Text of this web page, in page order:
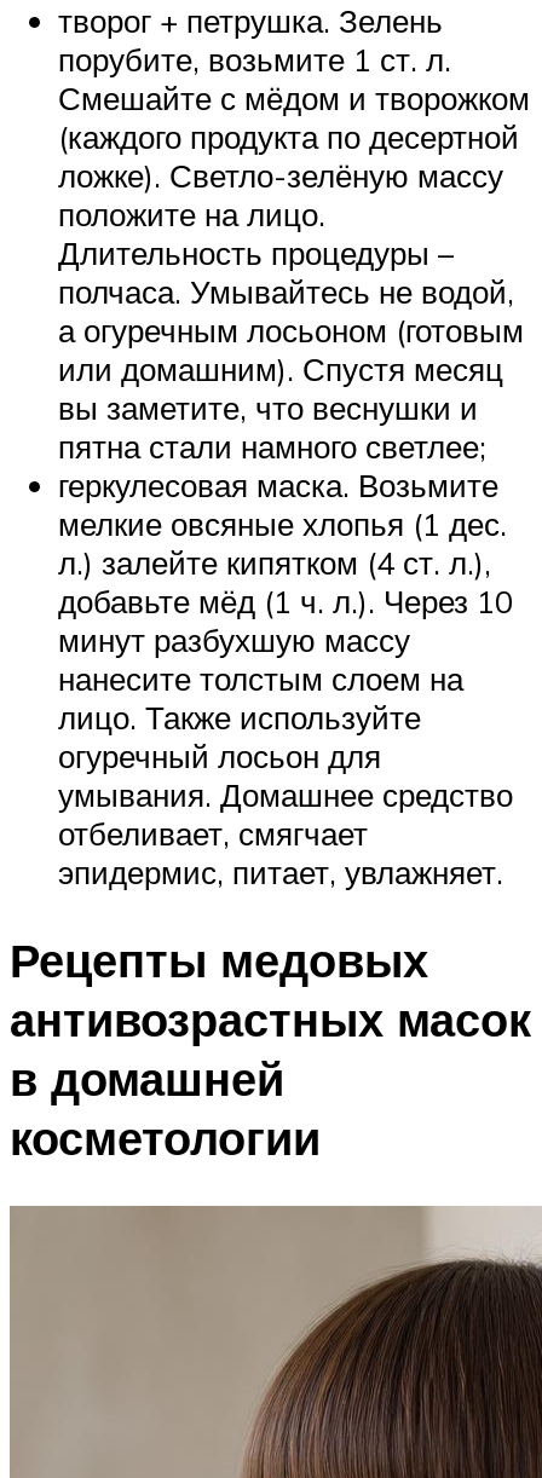
творог + петрушка. Зелень
порубите, возьмите 1 ст. л.
Смешайте с мёдом и творожком
(каждого продукта по десертной
ложке). Светло-зелёную массу
положите на лицо.
Длительность процедуры –
полчаса. Умывайтесь не водой,
а огуречным лосьоном (готовым
или домашним). Спустя месяц
вы заметите, что веснушки и
пятна стали намного светлее;
геркулесовая маска. Возьмите
мелкие овсяные хлопья (1 дес.
л.) залейте кипятком (4 ст. л.),
добавьте мёд (1 ч. л.). Через 10
минут разбухшую массу
нанесите толстым слоем на
лицо. Также используйте
огуречный лосьон для
умывания. Домашнее средство
отбеливает, смягчает
эпидермис, питает, увлажняет.
Рецепты медовых
антивозрастных масок
в домашней
косметологии